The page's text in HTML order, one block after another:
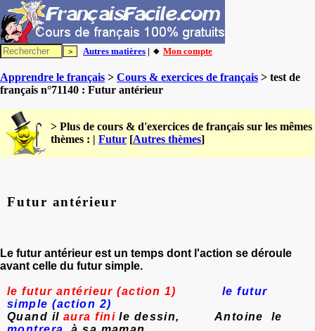
Autres matières | 🔸 Mon compte
Apprendre le français > Cours & exercices de français > test de
français n°71140 : Futur antérieur
> Plus de cours & d'exercices de français sur les mêmes
thèmes : | Futur [Autres thèmes]
Futur antérieur
Le futur antérieur est un temps dont l'action se déroule
avant celle du futur simple.
le futur antérieur (action 1)le futur
simple (action 2)
Quand il aura finile dessin, Antoine le